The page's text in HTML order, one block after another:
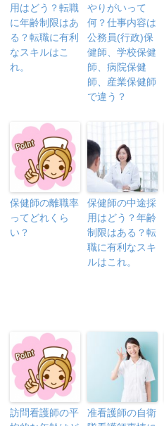
用はどう？転職
に年齢制限はあ
る？転職に有利
なスキルはこ
れ。
やりがいって
何？仕事内容は
公務員(行政)保
健師、学校保健
師、病院保健
師、産業保健師
で違う？
保健師の離職率
ってどれくら
い？
保健師の中途採
用はどう？年齢
制限はある？転
職に有利なスキ
ルはこれ。
訪問看護師の平
准看護師の自衛